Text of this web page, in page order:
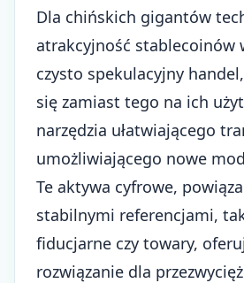
Dla chińskich gigantów
atrakcyjność stablecoinów
czysto spekulacyjny
się zamiast tego na ich
narzędzia ułatwiającego
umożliwiającego nowe
Te aktywa cyfrowe,
stabilnymi referencjami,
fiducjarne czy towary,
rozwiązanie dla